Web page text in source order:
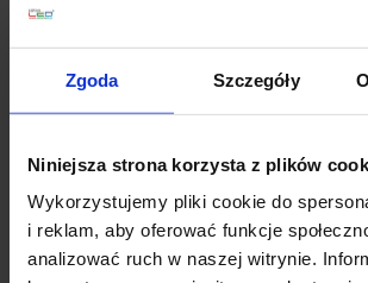
Zgoda Szczegóły
Niniejsza strona korzysta z plików
Wykorzystujemy pliki cookie do
i reklam, aby oferować funkcje
analizować ruch w naszej witrynie.
Metody płatności
Zapytaj o produkt